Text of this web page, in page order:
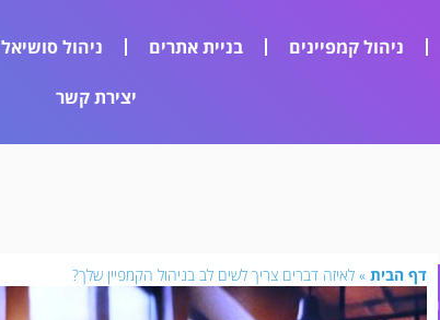
ניהול קמפיינים בניית אתרים ניהול סושיאל
יצירת קשר
חיפוש
דף הבית »לאיזה דברים צריך לשים לב בניהול הקמפיין שלך?